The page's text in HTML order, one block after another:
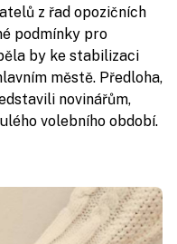
z řad opozičních
podmínky pro
by ke stabilizaci
městě. Předloha,
novinářům,
volebního období.